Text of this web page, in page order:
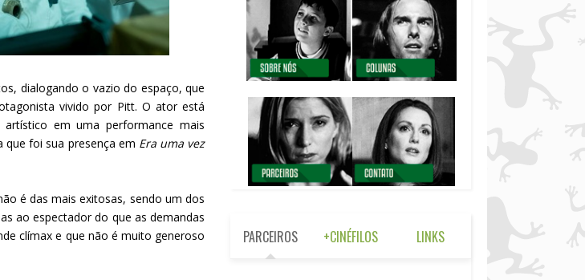
dialogando o vazio do espaço, que
vivido por Pitt. O ator está
em uma performance mais
foi sua presença em Era uma vez
é das mais exitosas, sendo um dos
ao espectador do que as demandas
clímax e que não é muito generoso
PARCEIROS +CINÉFILOS LINKS